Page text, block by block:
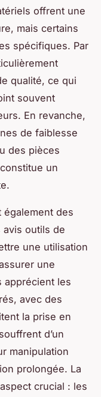
offrent une
mais certains
spécifiques. Par
qualité, ce qui
souvent
En revanche,
de faiblesse
des pièces
un
également des
outils de
une utilisation
une
apprécient les
avec des
la prise en
d’un
manipulation
prolongée. La
crucial : les